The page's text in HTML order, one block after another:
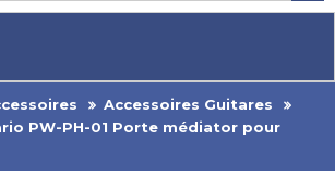
Accessoires Guitares
PW-PH-01 Porte médiator pour